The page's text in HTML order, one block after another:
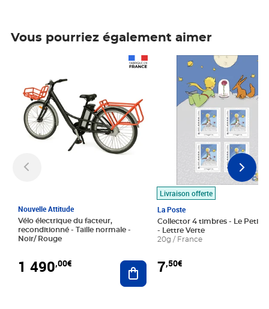
Vous pourriez également aimer
Nouvelle Attitude
Vélo électrique du facteur,
reconditionné - Taille normale -
Noir/ Rouge
1 490,00€ Ajouter au panier
Livraison offerte
La Poste
Collector 4 timbres - Le Petit
- Lettre Verte
20g / France
7,50€
Prix 7,50€